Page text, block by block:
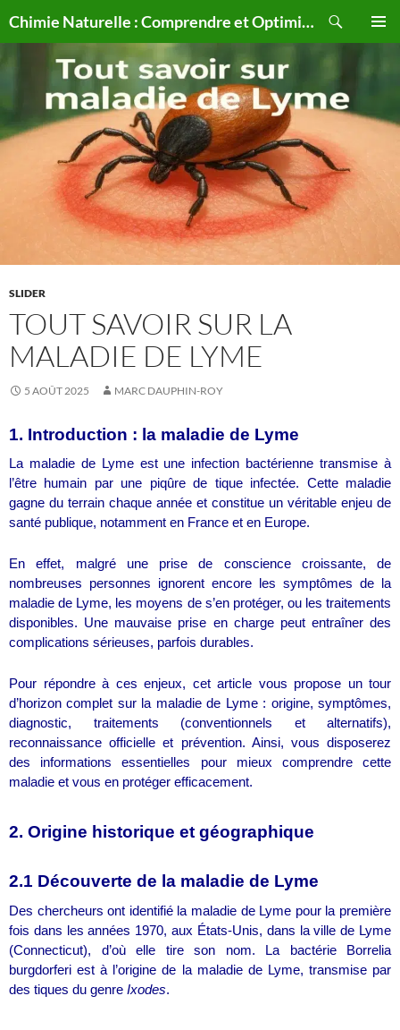
au
Chimie Naturelle : Comprendre et Optimiser le Corps Humain Naturellement
SLIDER
TOUT SAVOIR SUR LA
MALADIE DE LYME
5 AOÛT 2025 MARC DAUPHIN-ROY
1. Introduction : la maladie de Lyme
La maladie de Lyme est une infection bactérienne transmise à
l’être humain par une piqûre de tique infectée. Cette maladie
gagne du terrain chaque année et constitue un véritable enjeu de
santé publique, notamment en France et en Europe.
En effet, malgré une prise de conscience croissante, de
nombreuses personnes ignorent encore les symptômes de la
maladie de Lyme, les moyens de s’en protéger, ou les traitements
disponibles. Une mauvaise prise en charge peut entraîner des
complications sérieuses, parfois durables.
Pour répondre à ces enjeux, cet article vous propose un tour
d’horizon complet sur la maladie de Lyme : origine, symptômes,
diagnostic, traitements (conventionnels et alternatifs),
reconnaissance officielle et prévention. Ainsi, vous disposerez
des informations essentielles pour mieux comprendre cette
maladie et vous en protéger efficacement.
2. Origine historique et géographique
2.1 Découverte de la maladie de Lyme
Des chercheurs ont identifié la maladie de Lyme pour la première
fois dans les années 1970, aux États-Unis, dans la ville de Lyme
(Connecticut), d’où elle tire son nom. La bactérie Borrelia
burgdorferi est à l’origine de la maladie de Lyme, transmise par
des tiques du genre Ixodes.